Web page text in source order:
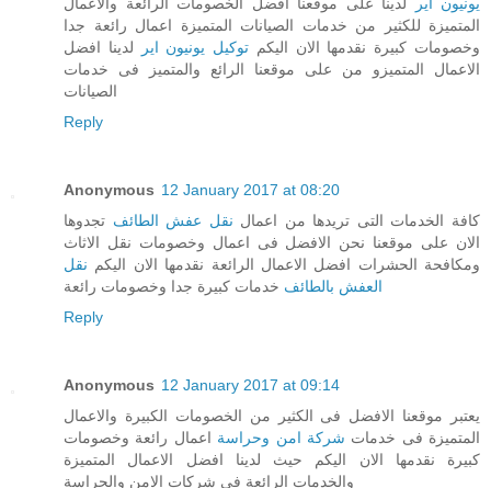
المتميزة للكثير من خدمات الصيانات المتميزة اعمال رائعة جدا
وخصومات كبيرة نقدمها الان اليكم توكيل يونيون اير
لدينا افضل
الاعمال المتميزو من على موقعنا الرائع والمتميز فى خدمات
الصيانات
Reply
Anonymous 12 January 2017 at 08:20
كافة الخدمات التى تريدها من اعمال نقل عفش الطائف تجدوها
الان على موقعنا نحن الافضل فى اعمال وخصومات نقل الاثاث
ومكافحة الحشرات افضل الاعمال الرائعة نقدمها الان اليكم نقل
العفش بالطائف خدمات كبيرة جدا وخصومات رائعة
Reply
Anonymous 12 January 2017 at 09:14
يعتبر موقعنا الافضل فى الكثير من الخصومات الكبيرة والاعمال
المتميزة فى خدمات شركة امن وحراسة اعمال رائعة وخصومات
كبيرة نقدمها الان اليكم حيث لدينا افضل الاعمال المتميزة
والخدمات الرائعة فى شركات الامن والحراسة